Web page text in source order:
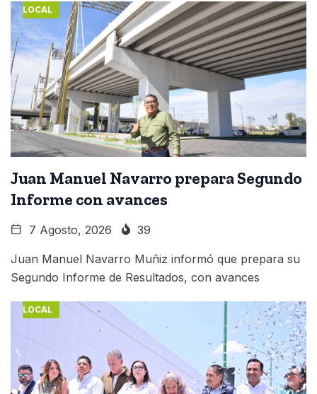
LOCAL
Juan Manuel Navarro prepara Segundo
Informe con avances
7 Agosto, 2026 39
Juan Manuel Navarro Muñiz informó que prepara su
Segundo Informe de Resultados, con avances
LOCAL